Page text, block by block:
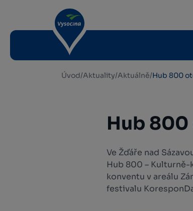
Úvod/Aktuality/Aktuálně/Hub 800
Hub 800
Ve Žďáře nad
Hub 800 –
konventu v areálu
festivalu